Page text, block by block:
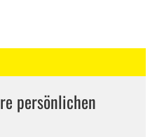
persönlichen